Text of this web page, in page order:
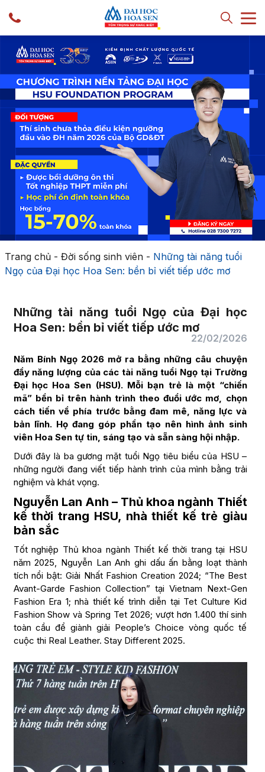
Trang chủ- Đời sống sinh viên- Những tài năng tuổi
Ngọ của Đại học Hoa Sen: bền bỉ viết tiếp ước mơ
Những tài năng tuổi Ngọ của Đại học
Hoa Sen: bền bỉ viết tiếp ước mơ
22/02/2026
Năm Bính Ngọ 2026 mở ra bằng những câu chuyện
đầy năng lượng của các tài năng tuổi Ngọ tại Trường
Đại học Hoa Sen (HSU). Mỗi bạn trẻ là một “chiến
mã” bền bỉ trên hành trình theo đuổi ước mơ, chọn
cách tiến về phía trước bằng đam mê, năng lực và
bản lĩnh. Họ đang góp phần tạo nên hình ảnh sinh
viên Hoa Sen tự tin, sáng tạo và sẵn sàng hội nhập.
Dưới đây là ba gương mặt tuổi Ngọ tiêu biểu của HSU –
những người đang viết tiếp hành trình của mình bằng trải
nghiệm và khát vọng.
Nguyễn Lan Anh – Thủ khoa ngành Thiết
kế thời trang HSU, nhà thiết kế trẻ giàu
bản sắc
Tốt nghiệp Thủ khoa ngành Thiết kế thời trang tại HSU
năm 2025, Nguyễn Lan Anh ghi dấu ấn bằng loạt thành
tích nổi bật: Giải Nhất Fashion Creation 2024; “The Best
Avant-Garde Fashion Collection” tại Vietnam Next-Gen
Fashion Era 1; nhà thiết kế trình diễn tại Tet Culture Kid
Fashion Show và Spring Tet 2026; vượt hơn 1.400 thí sinh
toàn cầu để giành giải People’s Choice vòng quốc tế
cuộc thi Real Leather. Stay Different 2025.